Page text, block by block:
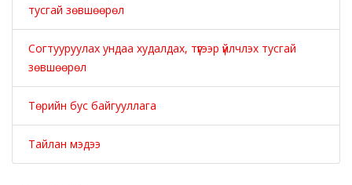
тусгай зөвшөөрөл
Согтууруулах ундаа худалдах, түүгээр үйлчлэх тусгай
зөвшөөрөл
Төрийн бус байгууллага
Тайлан мэдээ